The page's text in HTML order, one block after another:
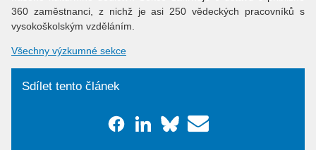
360 zaměstnanci, z nichž je asi 250 vědeckých pracovníků s
vysokoškolským vzděláním.
Všechny výzkumné sekce
Sdílet tento článek